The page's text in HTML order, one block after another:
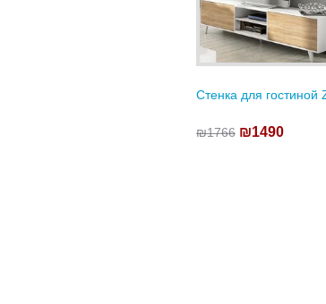
Стенка для гостиной
₪1766 ₪1490